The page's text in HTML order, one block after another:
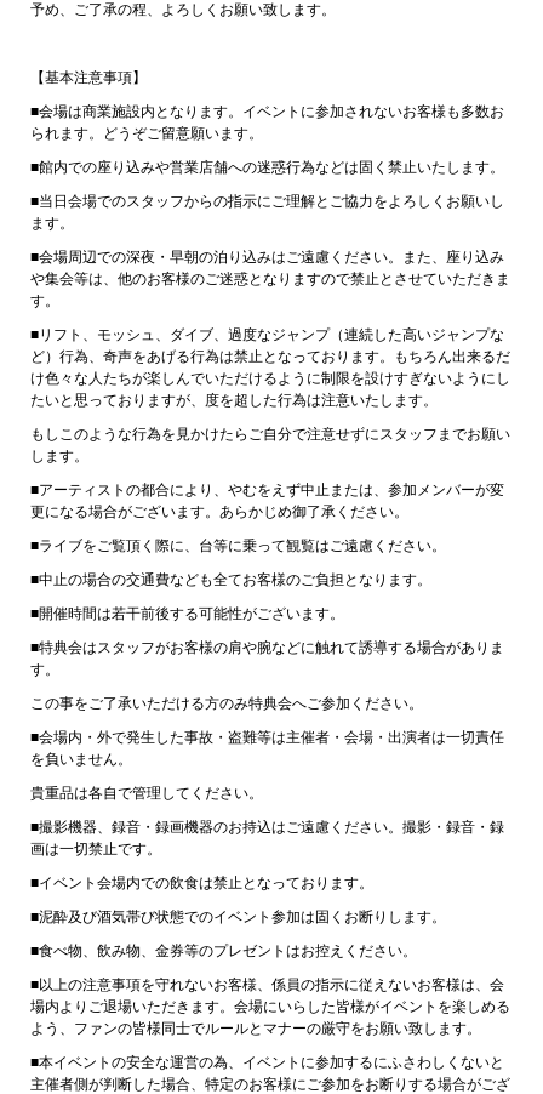
予め、ご了承の程、よろしくお願い致します。
【基本注意事項】
■会場は商業施設内となります。イベントに参加されないお客様も多数お
られます。どうぞご留意願います。
■館内での座り込みや営業店舗への迷惑行為などは固く禁止いたします。
■当日会場でのスタッフからの指示にご理解とご協力をよろしくお願いし
ます。
■会場周辺での深夜・早朝の泊り込みはご遠慮ください。また、座り込み
や集会等は、他のお客様のご迷惑となりますので禁止とさせていただきま
す。
■リフト、モッシュ、ダイブ、過度なジャンプ（連続した高いジャンプな
ど）行為、奇声をあげる行為は禁止となっております。もちろん出来るだ
け色々な人たちが楽しんでいただけるように制限を設けすぎないようにし
たいと思っておりますが、度を超した行為は注意いたします。
もしこのような行為を見かけたらご自分で注意せずにスタッフまでお願い
します。
■アーティストの都合により、やむをえず中止または、参加メンバーが変
更になる場合がございます。あらかじめ御了承ください。
■ライブをご覧頂く際に、台等に乗って観覧はご遠慮ください。
■中止の場合の交通費なども全てお客様のご負担となります。
■開催時間は若干前後する可能性がございます。
■特典会はスタッフがお客様の肩や腕などに触れて誘導する場合がありま
す。
この事をご了承いただける方のみ特典会へご参加ください。
■会場内・外で発生した事故・盗難等は主催者・会場・出演者は一切責任
を負いません。
貴重品は各自で管理してください。
■撮影機器、録音・録画機器のお持込はご遠慮ください。撮影・録音・録
画は一切禁止です。
■イベント会場内での飲食は禁止となっております。
■泥酔及び酒気帯び状態でのイベント参加は固くお断りします。
■食べ物、飲み物、金券等のプレゼントはお控えください。
■以上の注意事項を守れないお客様、係員の指示に従えないお客様は、会
場内よりご退場いただきます。会場にいらした皆様がイベントを楽しめる
よう、ファンの皆様同士でルールとマナーの厳守をお願い致します。
■本イベントの安全な運営の為、イベントに参加するにふさわしくないと
主催者側が判断した場合、特定のお客様にご参加をお断りする場合がござ